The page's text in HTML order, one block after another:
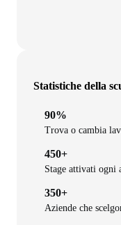
Statistiche della
90%
Trova o cambia
450+
Stage attivati ogni
350+
Aziende che